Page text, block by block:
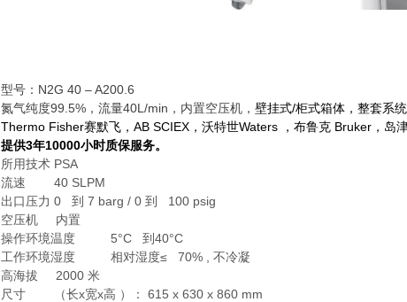
型号：N2G 40 – A200.6
氮气纯度99.5%，流量40L/min，内置空压机， 壁挂式/柜式箱体，整套系
Thermo Fisher赛默飞，AB SCIEX，沃特世Waters ，布鲁克 Bruker，岛
提供3年10000小时质保服务。
所用技术 PSA
流速 40 SLPM
出口压力 0 到 7 barg / 0 到 100 psig
空压机 内置
操作环境温度 5°C 到40°C
工作环境湿度 相对湿度≤ 70% , 不冷凝
高海拔 2000 米
尺寸 （长x宽x高 ）： 615 x 630 x 860 mm